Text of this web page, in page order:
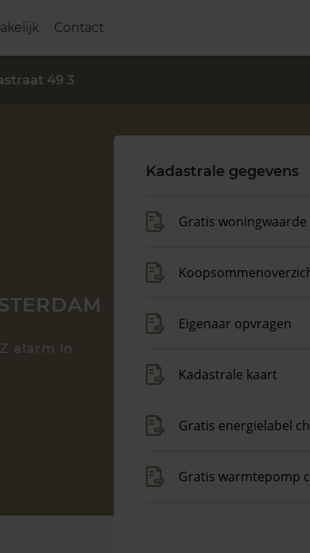
Contact
49 3
alarm in
Kadastrale gegevens
Gratis
Eigenaar opvragen
Kadastrale kaart
Gratis energielabel
Gratis warmtepomp